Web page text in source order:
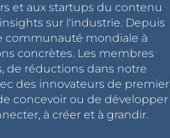
et aux startups du contenu
sur l'industrie. Depuis
communauté mondiale à
concrètes. Les membres
de réductions dans notre
des innovateurs de premier
concevoir ou de développer
à créer et à grandir.